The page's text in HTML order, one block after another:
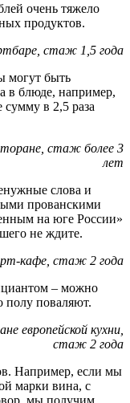
очень тяжело
продуктов.
стаж 1,5 года
могут быть
в блюде, например,
сумму в 2,5 раза
стаж более 3
лет
слова и
прованскими
на юге России»
не ждите.
кафе, стаж 2 года
– можно
полу поваляют.
европейской кухни,
стаж 2 года
Например, если мы
марки вина, с
мы получим